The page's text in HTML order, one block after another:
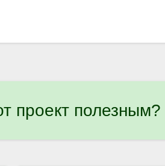
проект полезным?